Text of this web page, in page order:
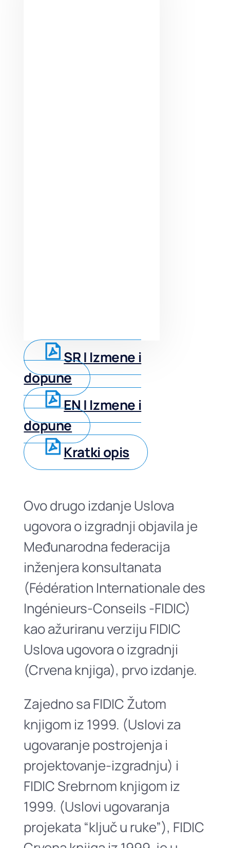
SR | Izmene i
dopune
EN | Izmene i
dopune
Kratki opis
Ovo drugo izdanje Uslova
ugovora o izgradnji objavila je
Međunarodna federacija
inženjera konsultanata
(Fédération Internationale des
Ingénieurs-Conseils -FIDIC)
kao ažuriranu verziju FIDIC
Uslova ugovora o izgradnji
(Crvena knjiga), prvo izdanje.
Zajedno sa FIDIC Žutom
knjigom iz 1999. (Uslovi za
ugovaranje postrojenja i
projektovanje-izgradnju) i
FIDIC Srebrnom knjigom iz
1999. (Uslovi ugovaranja
projekata “ključ u ruke”), FIDIC